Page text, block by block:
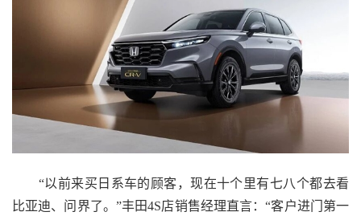
“以前来买日系车的顾客，现在十个里有七八个都去看
比亚迪、问界了。”丰田4S店销售经理直言：“客户进门第一